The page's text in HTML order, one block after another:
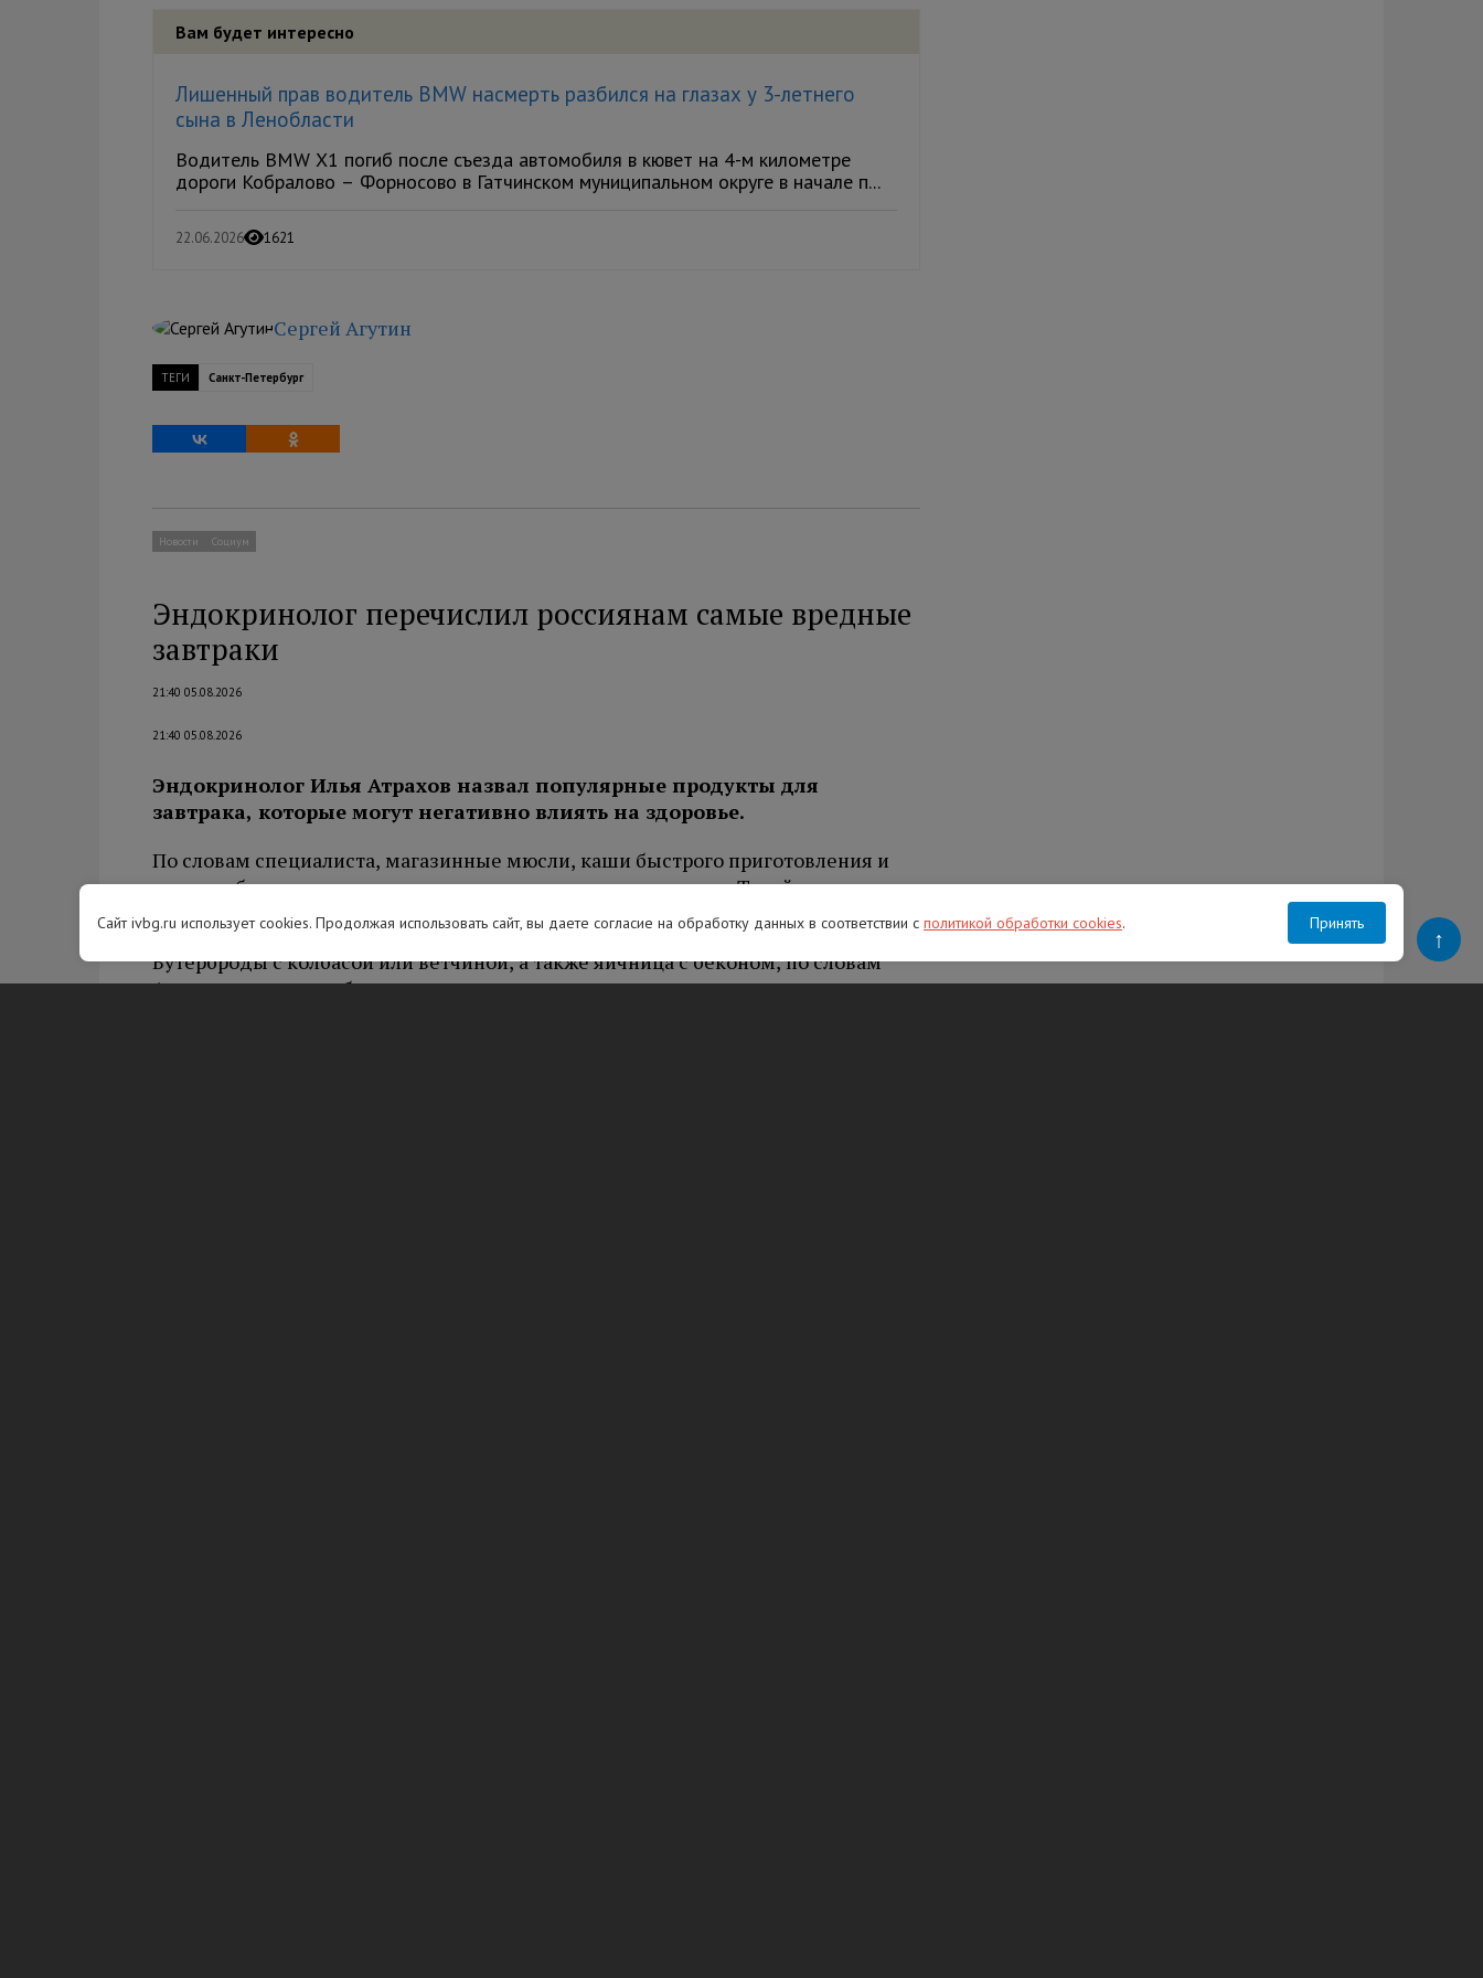
Вам будет интересно
Лишенный прав водитель BMW насмерть разбился на глазах у 3-летнего
сына в Ленобласти
Водитель BMW X1 погиб после съезда автомобиля в кювет на 4-м километре
дороги Кобралово – Форносово в Гатчинском муниципальном округе в начале п...
22.06.2026 1621
Сергей Агутин
ТЕГИ Санкт-Петербург
Новости Социум
Эндокринолог перечислил россиянам самые вредные
завтраки
21:40 05.08.2026
21:40 05.08.2026
Эндокринолог Илья Атрахов назвал популярные продукты для
завтрака, которые могут негативно влиять на здоровье.
По словам специалиста, магазинные мюсли, каши быстрого приготовления и
сладкие батончики содержат мало клетчатки и много сахара. Такой завтрак врач
рекомендует дополнять свежими овощами или фруктами.
Бутерброды с колбасой или ветчиной, а также яичница с беконом, по словам
Атрахова, содержат большое количество жиров и потенциально вредных
Сайт ivbg.ru использует cookies. Продолжая использовать сайт, вы даете согласие на обработку данных в соответствии с политикой обработки cookies. Принять
↑